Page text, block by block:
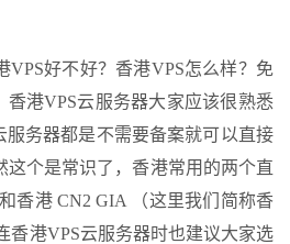
VPS好不好？香港VPS怎么样？免
香港VPS云服务器大家应该很熟悉
服务器都是不需要备案就可以直接
这个是常识了，香港常用的两个直
香港 CN2 GIA （这里我们简称香
香港VPS云服务器时也建议大家选